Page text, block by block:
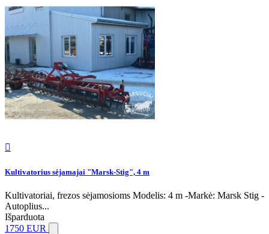

Kultivatorius sėjamajai "Marsk-Stig", 4 m
Kultivatoriai, frezos sėjamosioms Modelis: 4 m -Markė: Marsk Stig -
Autoplius...
Išparduota
1750 EUR